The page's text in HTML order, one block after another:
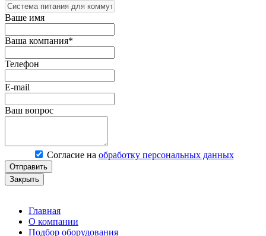
Ваше имя
Ваша компания*
Телефон
E-mail
Ваш вопрос
Согласие на обработку персональных данных
Отправить
Закрыть
Главная
О компании
Подбор оборудования